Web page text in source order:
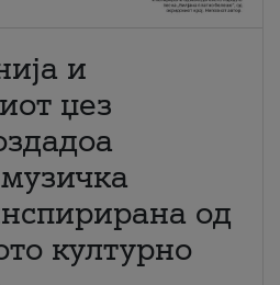
и
џез
од
културно